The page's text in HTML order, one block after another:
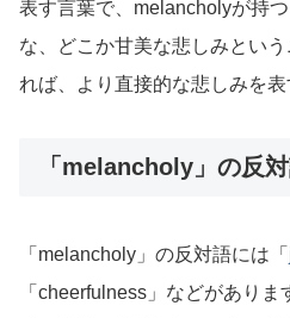
表す言葉で、melancholyが持
な、どこか甘美な悲しみとい
れば、より直接的な悲しみを表
「melancholy」の反
「melancholy」の反対語には「
「cheerfulness」などがあり